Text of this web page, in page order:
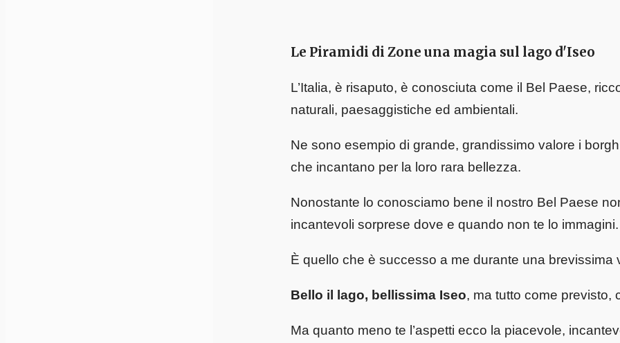
Le Piramidi di Zone una magia sul lago d'Iseo
L’Italia, è risaputo, è conosciuta come il Bel Paese,
naturali, paesaggistiche ed ambientali.
Ne sono esempio di grande, grandissimo valore i
che incantano per la loro rara bellezza.
Nonostante lo conosciamo bene il nostro Bel Paese
incantevoli sorprese dove e quando non te lo immagini.
È quello che è successo a me durante una
Bello il lago, bellissima Iseo, ma tutto come previsto,
Ma quanto meno te l’aspetti ecco la piacevole,